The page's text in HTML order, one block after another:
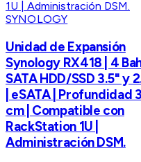
SYNOLOGY
Unidad de Expansión
Synology RX418 | 4
SATA HDD/SSD 3.5" y
| eSATA | Profundidad
cm | Compatible con
RackStation 1U |
Administración DSM.